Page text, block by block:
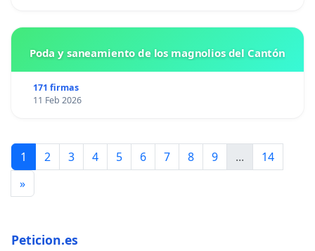
Poda y saneamiento de los magnolios del Cantón
171 firmas
11 Feb 2026
1 2 3 4 5 6 7 8 9 ...
14
»
Peticion.es